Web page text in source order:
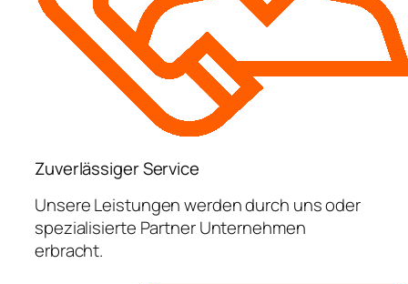
Zuverlässiger Service
Unsere Leistungen werden durch uns oder
spezialisierte Partner Unternehmen
erbracht.